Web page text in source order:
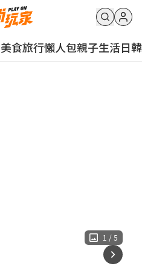
美食旅行懶人包親子生活日韓
1 /5